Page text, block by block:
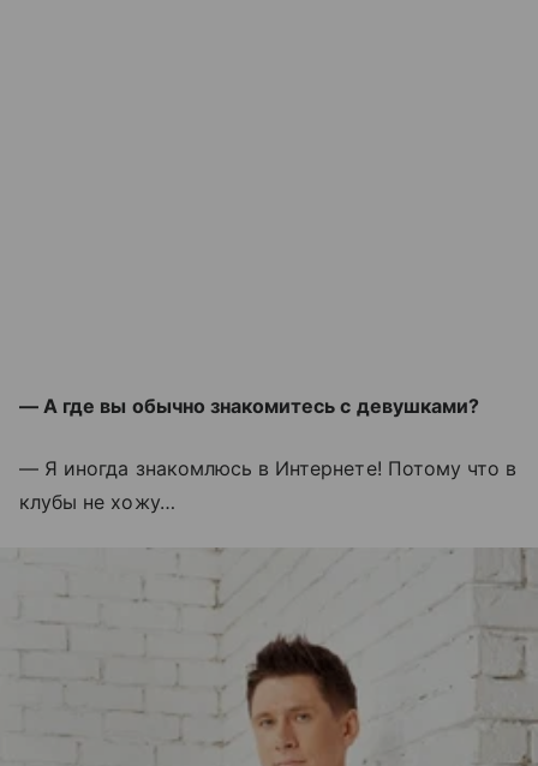
— А где вы обычно знакомитесь с девушками?
— Я иногда знакомлюсь в Интернете! Потому что в
клубы не хожу…